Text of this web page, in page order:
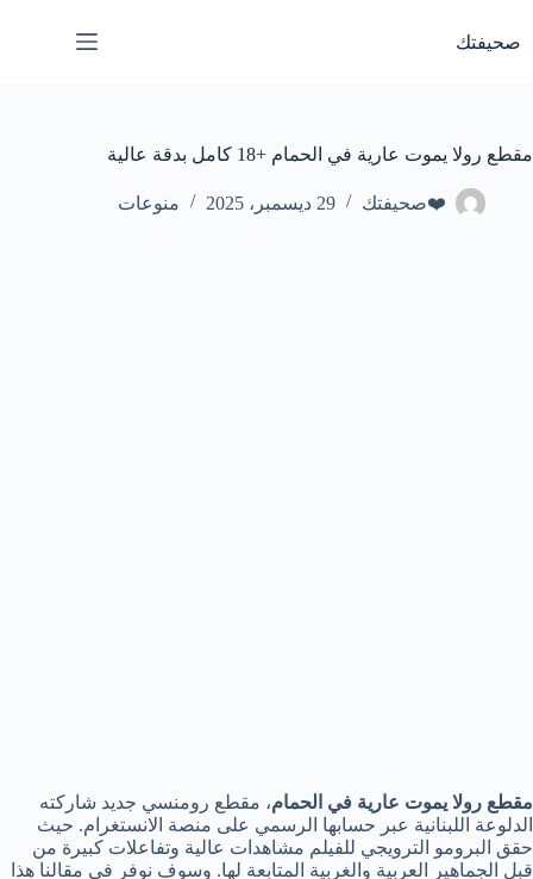
المحتوى
صحيفتك
مقطع رولا يموت عارية في الحمام +18 كامل بدقة عالية
❤️صحيفتك 29 ديسمبر، 2025 منوعات
مقطع رولا يموت عارية في الحمام، مقطع رومنسي جديد شاركته
الدلوعة اللبنانية عبر حسابها الرسمي على منصة الانستغرام. حيث
حقق البرومو الترويجي للفيلم مشاهدات عالية وتفاعلات كبيرة من
قبل الجماهير العربية والغربية المتابعة لها. وسوف نوفر في مقالنا هذا